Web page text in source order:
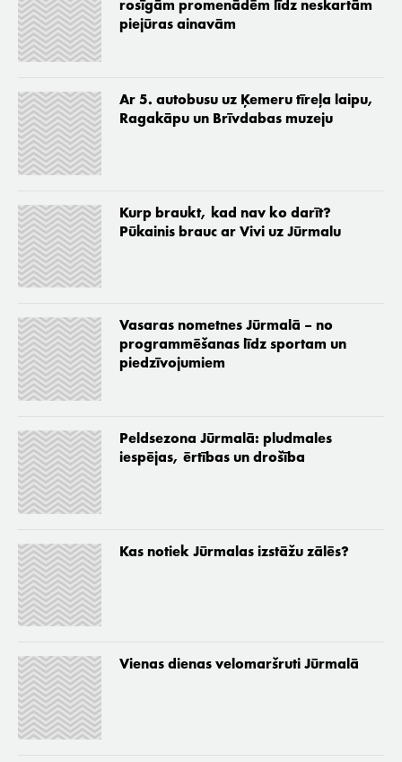
rosīgām promenādēm līdz neskartām
piejūras ainavām
Ar 5. autobusu uz Ķemeru tīreļa laipu,
Ragakāpu un Brīvdabas muzeju
Kurp braukt, kad nav ko darīt?
Pūkainis brauc ar Vivi uz Jūrmalu
Vasaras nometnes Jūrmalā – no
programmēšanas līdz sportam un
piedzīvojumiem
Peldsezona Jūrmalā: pludmales
iespējas, ērtības un drošība
Kas notiek Jūrmalas izstāžu zālēs?
Vienas dienas velomaršruti Jūrmalā